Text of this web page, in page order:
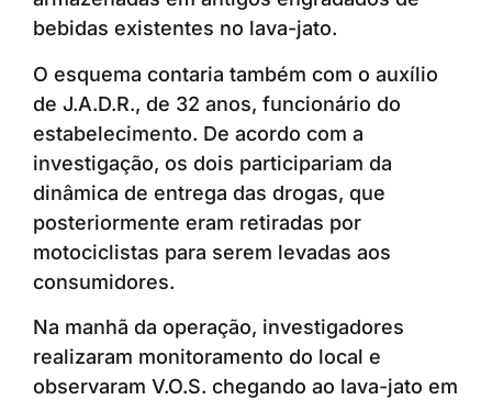
bebidas existentes no lava-jato.
O esquema contaria também com o auxílio
de J.A.D.R., de 32 anos, funcionário do
estabelecimento. De acordo com a
investigação, os dois participariam da
dinâmica de entrega das drogas, que
posteriormente eram retiradas por
motociclistas para serem levadas aos
consumidores.
Na manhã da operação, investigadores
realizaram monitoramento do local e
observaram V.O.S. chegando ao lava-jato em